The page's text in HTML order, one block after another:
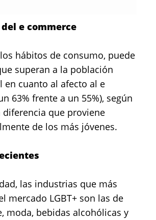
e commerce
hábitos de consumo, puede
superan a la población
en cuanto al afecto al e
63% frente a un 55%), según
diferencia que proviene
de los más jóvenes.
las industrias que más
mercado LGBT+ son las de
moda, bebidas alcohólicas y